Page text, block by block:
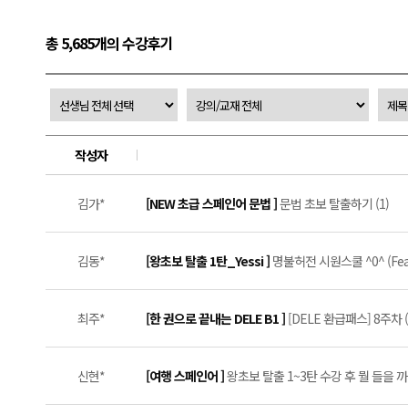
총 5,685개의 수강후기
작성자
김가* [NEW 초급 스페인어 문법 ]문법 초보 탈출하기 (1)
김동* [왕초보 탈출 1탄_Yessi ] 명불허전 시원스쿨 ^0^
최주* [한 권으로 끝내는 DELE B1 ] [DELE 환급패스] 8주차
신현* [여행 스페인어 ]왕초보 탈출 1~3탄 수강 후 뭘 들을